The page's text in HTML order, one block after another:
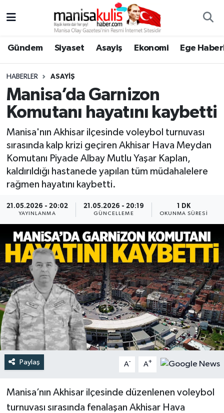
Gündem Siyaset Asayiş Ekonomi Ege
HABERLER ASAYIŞ
Manisa’da Garnizon
Komutanı hayatını kaybetti
Manisa'nın Akhisar ilçesinde voleybol turnuvası
sırasında kalp krizi geçiren Akhisar Hava Meydan
Komutanı Piyade Albay Mutlu Yaşar Kaplan,
kaldırıldığı hastanede yapılan tüm müdahalelere
rağmen hayatını kaybetti.
21.05.2026 - 20:02
YAYINLANMA
21.05.2026 - 20:19
GÜNCELLEME
1 DK
OKUNMA SÜRESI
Paylaş A- A+
Manisa’nın Akhisar ilçesinde düzenlenen voleybol
turnuvası sırasında fenalaşan Akhisar Hava
Ege Haberleri
Ekonomi
Genel
Gündem
Resmi İlan
Siyaset
Spor
Türkiye
Yaşam
Yunusemre Hava Durumu
Yunusemre Trafik Yoğunluk Haritası
Süper Lig Puan Durumu ve Fikstür
Tüm Manşetler
Son Dakika Haberleri
Haber Arşivi